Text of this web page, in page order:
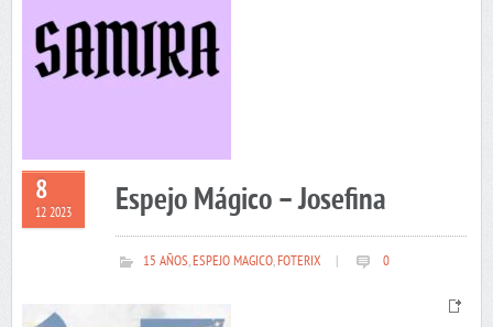
8
12 2023 Espejo Mágico – Josefina
15 AÑOS,ESPEJO MAGICO,FOTERIX 0